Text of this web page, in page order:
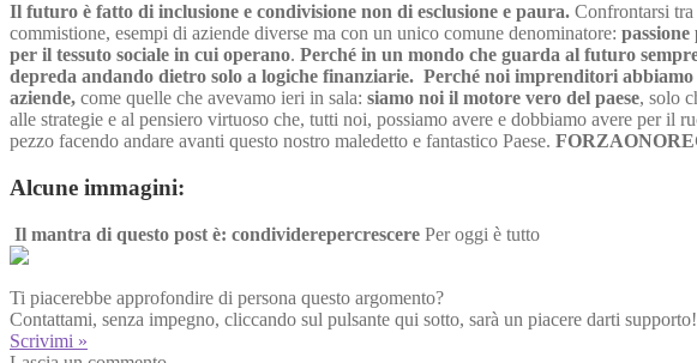
Il futuro è fatto di inclusione e condivisione non di esclusione e paura. Confrontarsi
commistione, esempi di aziende diverse ma con un unico comune denominatore:
per il tessuto sociale in cui operano. Perché in un mondo che guarda al futuro
depreda andando dietro solo a logiche finanziarie. Perché noi imprenditori abbiamo
aziende, come quelle che avevamo ieri in sala: siamo noi il motore vero del paese, solo
alle strategie e al pensiero virtuoso che, tutti noi, possiamo avere e dobbiamo avere per il
pezzo facendo andare avanti questo nostro maledetto e fantastico Paese.
Alcune immagini:
Il mantra di questo post è: condividerepercrescere Per oggi è tutto
Ti piacerebbe approfondire di persona questo argomento?
Contattami, senza impegno, cliccando sul pulsante qui sotto, sarà un piacere darti supporto!
Scrivimi »